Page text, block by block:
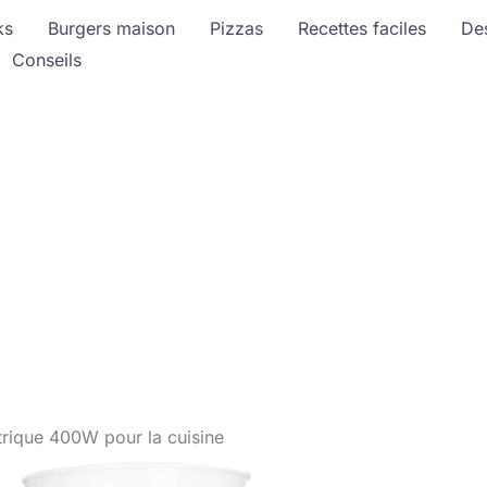
Burgers maison Pizzas Recettes faciles
Conseils
400W pour la cuisine